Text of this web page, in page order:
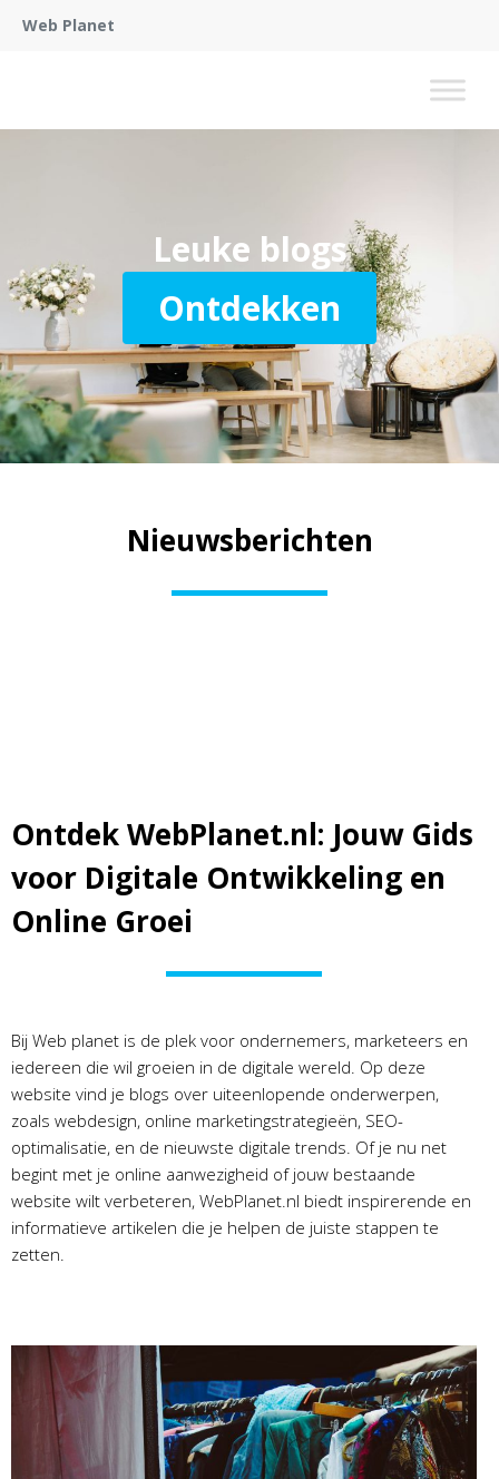
Web Planet
Leuke blogs
Ontdekken
Nieuwsberichten
Ontdek WebPlanet.nl: Jouw Gids
voor Digitale Ontwikkeling en
Online Groei
Bij Web planet is de plek voor ondernemers, marketeers en
iedereen die wil groeien in de digitale wereld. Op deze
website vind je blogs over uiteenlopende onderwerpen,
zoals webdesign, online marketingstrategieën, SEO-
optimalisatie, en de nieuwste digitale trends. Of je nu net
begint met je online aanwezigheid of jouw bestaande
website wilt verbeteren, WebPlanet.nl biedt inspirerende en
informatieve artikelen die je helpen de juiste stappen te
zetten.